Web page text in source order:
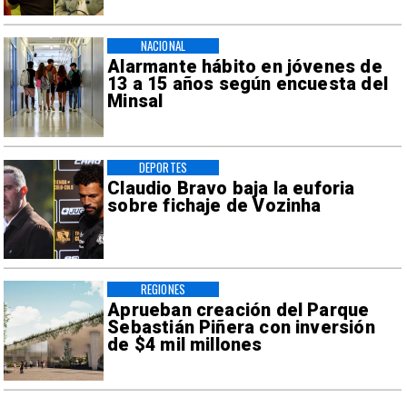
Alarmante hábito en jóvenes de
13 a 15 años según encuesta del
Minsal
NACIONAL
Claudio Bravo baja la euforia
sobre fichaje de Vozinha
DEPORTES
Aprueban creación del Parque
Sebastián Piñera con inversión
de $4 mil millones
REGIONES